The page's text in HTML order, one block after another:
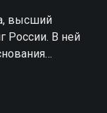
высший
России. В ней
премьер—лига"